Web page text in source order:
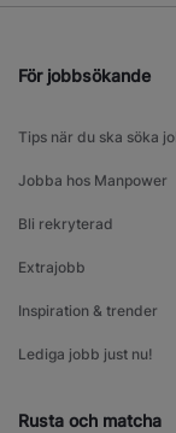
För jobbsökande
Tips när du ska söka
Jobba hos Manpower
Bli rekryterad
Extrajobb
Inspiration & trender
Lediga jobb just nu!
Rusta och matcha